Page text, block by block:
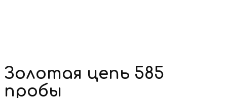
Золотая цепь 585
пробы